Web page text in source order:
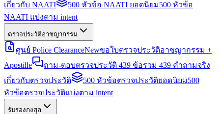
เกี่ยวกับ NAATI
500 หัวข้อ NAATI ยอดนิยม500 หัวข้อ
NAATI แบ่งตาม intent
ตรวจประวัติอาชญากรรม
ศูนย์ Police ClearanceNewขอใบตรวจประวัติอาชญากรรม +
Apostille
ถาม-ตอบตรวจประวัติ 439 ข้อรวม 439 คำถามจริง
เกี่ยวกับตรวจประวัติ
500 หัวข้อตรวจประวัติยอดนิยม500
หัวข้อตรวจประวัติแบ่งตาม intent
รับรองกงสุล